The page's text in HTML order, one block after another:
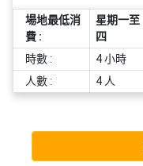
蛋
糕
花
束
及
藝
禮
慶
祝
生
日
拖
會
員
需
知
夾
場地最低消
費 :
星期一至
四
時數 :
4 小時
人數 :
4 人